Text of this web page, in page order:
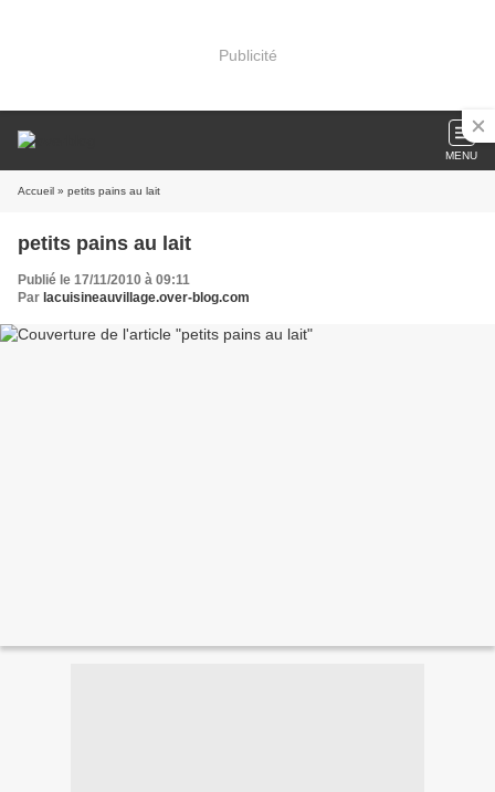
Publicité
MENU
Accueil » petits pains au lait
petits pains au lait
Publié le 17/11/2010 à 09:11
Par lacuisineauvillage.over-blog.com